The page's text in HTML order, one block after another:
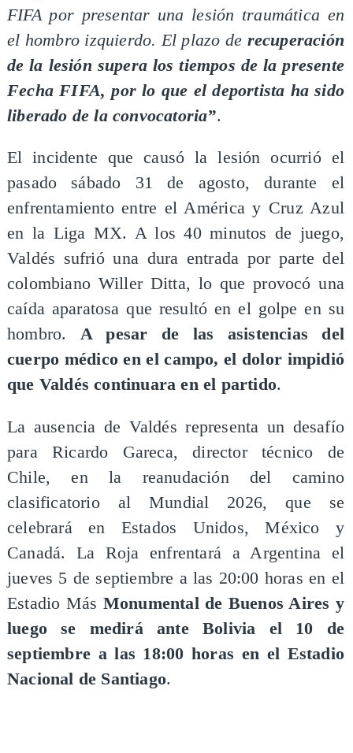
FIFA por presentar una lesión traumática en
el hombro izquierdo. El plazo de recuperación
de la lesión supera los tiempos de la presente
Fecha FIFA, por lo que el deportista ha sido
liberado de la convocatoria”.
El incidente que causó la lesión ocurrió el
pasado sábado 31 de agosto, durante el
enfrentamiento entre el América y Cruz Azul
en la Liga MX. A los 40 minutos de juego,
Valdés sufrió una dura entrada por parte del
colombiano Willer Ditta, lo que provocó una
caída aparatosa que resultó en el golpe en su
hombro. A pesar de las asistencias del
cuerpo médico en el campo, el dolor impidió
que Valdés continuara en el partido.
La ausencia de Valdés representa un desafío
para Ricardo Gareca, director técnico de
Chile, en la reanudación del camino
clasificatorio al Mundial 2026, que se
celebrará en Estados Unidos, México y
Canadá. La Roja enfrentará a Argentina el
jueves 5 de septiembre a las 20:00 horas en el
Estadio Más Monumental de Buenos Aires y
luego se medirá ante Bolivia el 10 de
septiembre a las 18:00 horas en el Estadio
Nacional de Santiago.